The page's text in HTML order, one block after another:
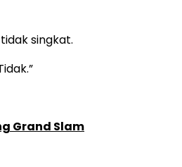
singkat.
Grand Slam